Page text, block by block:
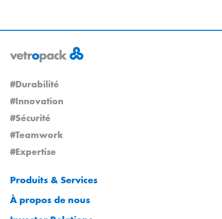
#Durabilité
#Innovation
#Sécurité
#Teamwork
#Expertise
Produits & Services
À propos de nous